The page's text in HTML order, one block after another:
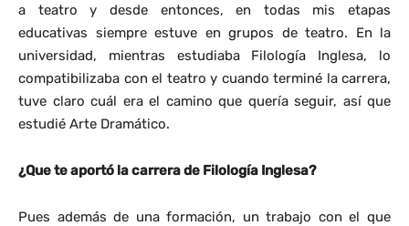
a teatro y desde entonces, en todas mis etapas
educativas siempre estuve en grupos de teatro. En la
universidad, mientras estudiaba Filología Inglesa, lo
compatibilizaba con el teatro y cuando terminé la carrera,
tuve claro cuál era el camino que quería seguir, así que
estudié Arte Dramático.
¿Que te aportó la carrera de Filología Inglesa?
Pues además de una formación, un trabajo con el que